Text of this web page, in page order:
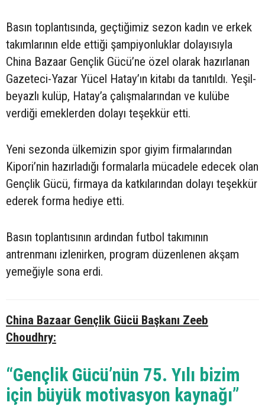
Basın toplantısında, geçtiğimiz sezon kadın ve erkek
takımlarının elde ettiği şampiyonluklar dolayısıyla
China Bazaar Gençlik Gücü’ne özel olarak hazırlanan
Gazeteci-Yazar Yücel Hatay’ın kitabı da tanıtıldı. Yeşil-
beyazlı kulüp, Hatay’a çalışmalarından ve kulübe
verdiği emeklerden dolayı teşekkür etti.
Yeni sezonda ülkemizin spor giyim firmalarından
Kipori’nin hazırladığı formalarla mücadele edecek olan
Gençlik Gücü, firmaya da katkılarından dolayı teşekkür
ederek forma hediye etti.
Basın toplantısının ardından futbol takımının
antrenmanı izlenirken, program düzenlenen akşam
yemeğiyle sona erdi.
China Bazaar Gençlik Gücü Başkanı Zeeb
Choudhry:
“Gençlik Gücü’nün 75. Yılı bizim
için büyük motivasyon kaynağı”